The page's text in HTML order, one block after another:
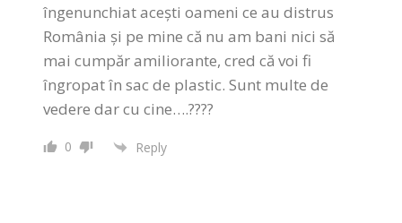
îngenunchiat acești oameni ce au distrus
România și pe mine că nu am bani nici să
mai cumpăr amiliorante, cred că voi fi
îngropat în sac de plastic. Sunt multe de
vedere dar cu cine….????
0 Reply